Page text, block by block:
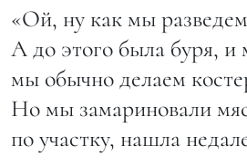
«Ой, ну как мы
А до этого была буря, и
мы обычно делаем
Но мы замариновали
по участку, нашла